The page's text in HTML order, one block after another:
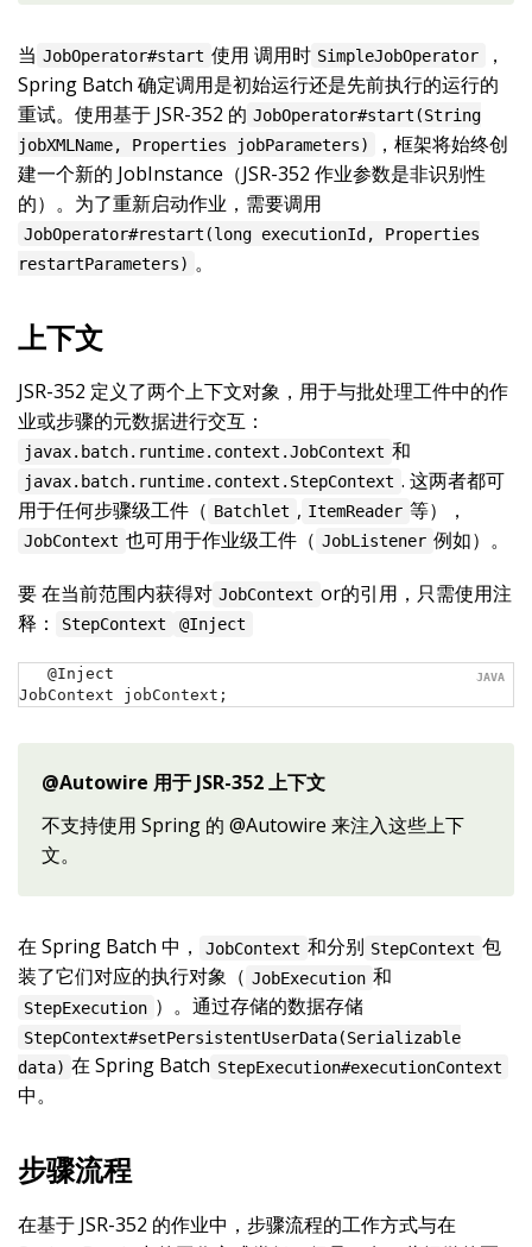
当 JobOperator#start 使用 调用时 SimpleJobOperator
，
Spring Batch 确定调用是初始运行还是先前执行的运行的
重试。使用基于 JSR-352 的 JobOperator#start(String
jobXMLName, Properties jobParameters)
，框架将始终创
建一个新的 JobInstance（JSR-352 作业参数是非识别性
的）。为了重新启动作业，需要调用
JobOperator#restart(long executionId, Properties
restartParameters) 。
上下文
JSR-352 定义了两个上下文对象，用于与批处理工件中的作
业或步骤的元数据进行交互：
javax.batch.runtime.context.JobContext 和
javax.batch.runtime.context.StepContext . 这两者都可
用于任何步骤级工件（ Batchlet , ItemReader 等），
JobContext 也可用于作业级工件（ JobListener 例如）。
要 在当前范围内获得对 JobContext or的引用，只需使用注
释：
StepContext @Inject
@Inject
JobContext jobContext;
@Autowire 用于 JSR-352 上下文
不支持使用 Spring 的 @Autowire 来注入这些上下
文。
在 Spring Batch 中， JobContext 和分别 StepContext 包
装了它们对应的执行对象（ JobExecution 和
StepExecution ）。通过存储的数据存储
StepContext#setPersistentUserData(Serializable
data) 在 Spring Batch StepExecution#executionContext
中。
步骤流程
在基于 JSR-352 的作业中，步骤流程的工作方式与在